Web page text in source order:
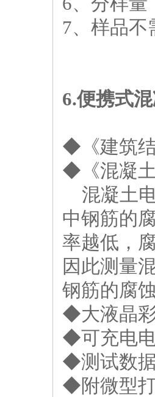
7、样品不
6.便携式
◆《建筑
◆《混凝
混凝土
中钢筋的
率越低，
因此测量
钢筋的腐
◆大液晶
◆可充电
◆测试数
◆附微型